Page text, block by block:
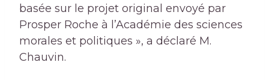
basée sur le projet original envoyé par
Prosper Roche à l’Académie des sciences
morales et politiques », a déclaré M.
Chauvin.